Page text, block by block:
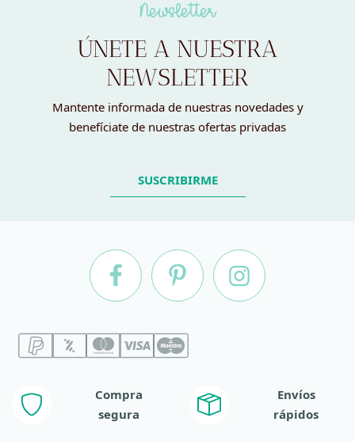
Newsletter
ÚNETE A NUESTRA
NEWSLETTER
Mantente informada de nuestras novedades y
benefíciate de nuestras ofertas privadas
SUSCRIBIRME
Compra
segura
Envíos
rápidos